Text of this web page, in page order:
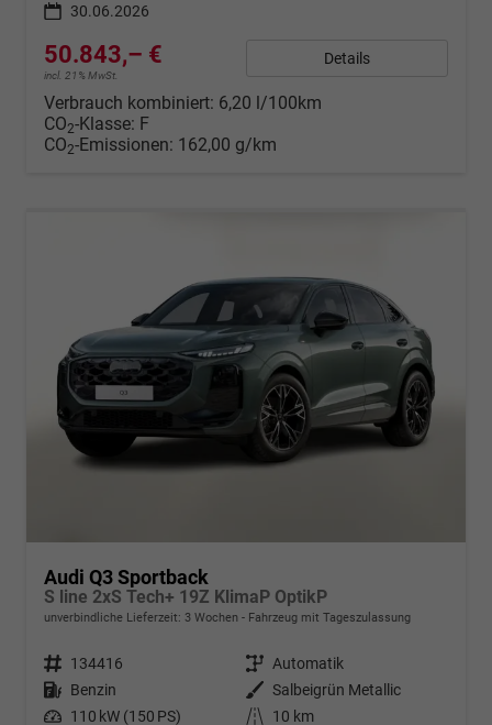
30.06.2026
50.843,– €
incl. 21% MwSt.
Details
Verbrauch kombiniert: 6,20 l/100km
CO2-Klasse: F
CO2-Emissionen: 162,00 g/km
Audi Q3 Sportback
S line 2xS Tech+ 19Z KlimaP OptikP
unverbindliche Lieferzeit: 3 Wochen Fahrzeug mit Tageszulassung
Fahrzeugnr. 134416 Getriebe Automatik
Kraftstoff Benzin Außenfarbe Salbeigrün Metallic
Leistung 110 kW (150 PS) Kilometerstand
10 km